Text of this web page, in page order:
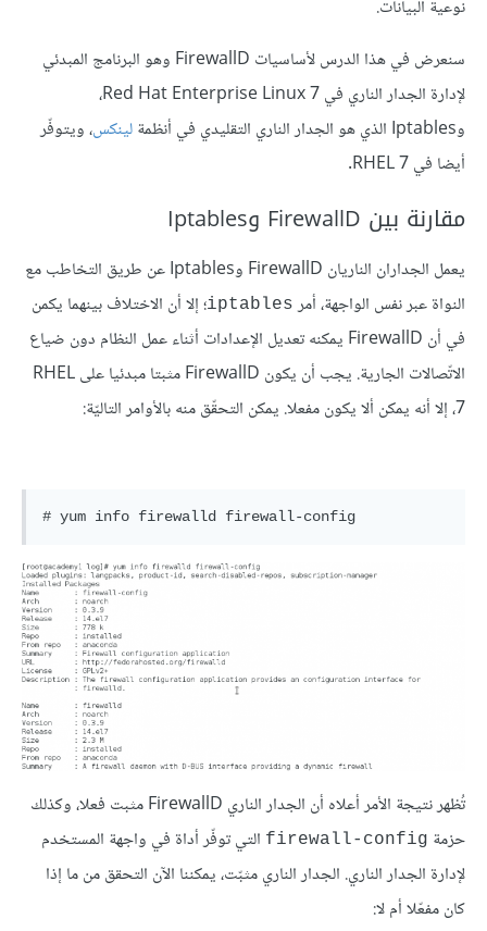
نوعية البيانات.
سنعرض في هذا الدرس لأساسيات FirewallD وهو البرنامج المبدئي
لإدارة الجدار الناري في Red Hat Enterprise Linux 7،
وIptables الذي هو الجدار الناري التقليدي في أنظمة
لينكس، ويتوفّر
أيضا في RHEL 7.
مقارنة بين FirewallD وIptables
يعمل الجداران الناريان FirewallD وIptables عن طريق التخاطب مع
النواة عبر نفس الواجهة، أمر iptables؛ إلا أن الاختلاف بينهما يكمن
في أن FirewallD يمكنه تعديل الإعدادات أثناء عمل النظام دون ضياع
الاتّصالات الجارية. يجب أن يكون FirewallD مثبتا مبدئيا على RHEL
7، إلا أنه يمكن ألا يكون مفعلا. يمكن التحقّق منه بالأوامر التاليّة:
تُظهر نتيجة الأمر أعلاه أن الجدار الناري FirewallD مثبت فعلا، وكذلك
حزمة firewall-config التي توفّر أداة في واجهة المستخدم
لإدارة الجدار الناري. الجدار الناري مثبّت، يمكننا الآن التحقق من ما إذا
كان مفعّلا أم لا: